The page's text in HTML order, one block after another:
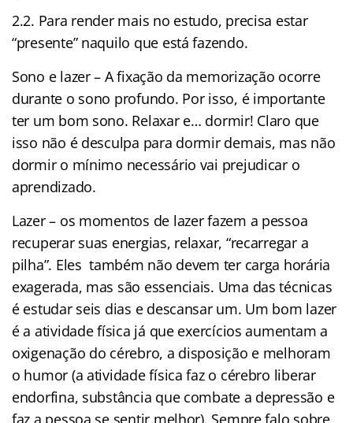
2.2. Para render mais no estudo, precisa estar
“presente” naquilo que está fazendo.
Sono e lazer – A fixação da memorização ocorre
durante o sono profundo. Por isso, é importante
ter um bom sono. Relaxar e… dormir! Claro que
isso não é desculpa para dormir demais, mas não
dormir o mínimo necessário vai prejudicar o
aprendizado.
Lazer – os momentos de lazer fazem a pessoa
recuperar suas energias, relaxar, “recarregar a
pilha”. Eles também não devem ter carga horária
exagerada, mas são essenciais. Uma das técnicas
é estudar seis dias e descansar um. Um bom lazer
é a atividade física já que exercícios aumentam a
oxigenação do cérebro, a disposição e melhoram
o humor (a atividade física faz o cérebro liberar
endorfina, substância que combate a depressão e
faz a pessoa se sentir melhor). Sempre falo sobre